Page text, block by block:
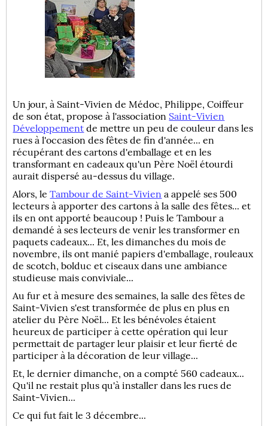
Un jour, à Saint-Vivien de Médoc, Philippe, Coiffeur
de son état, propose à l'association Saint-Vivien
Développement de mettre un peu de couleur dans les
rues à l'occasion des fêtes de fin d'année... en
récupérant des cartons d'emballage et en les
transformant en cadeaux qu'un Père Noël étourdi
aurait dispersé au-dessus du village.
Alors, leTambour de Saint-Vivien a appelé ses 500
lecteurs à apporter des cartons à la salle des fêtes... et
ils en ont apporté beaucoup ! Puis le Tambour a
demandé à ses lecteurs de venir les transformer en
paquets cadeaux... Et, les dimanches du mois de
novembre, ils ont manié papiers d'emballage, rouleaux
de scotch, bolduc et ciseaux dans une ambiance
studieuse mais conviviale...
Au fur et à mesure des semaines, la salle des fêtes de
Saint-Vivien s'est transformée de plus en plus en
atelier du Père Noël... Et les bénévoles étaient
heureux de participer à cette opération qui leur
permettait de partager leur plaisir et leur fierté de
participer à la décoration de leur village...
Et, le dernier dimanche, on a compté 560 cadeaux...
Qu'il ne restait plus qu'à installer dans les rues de
Saint-Vivien...
Ce qui fut fait le 3 décembre...